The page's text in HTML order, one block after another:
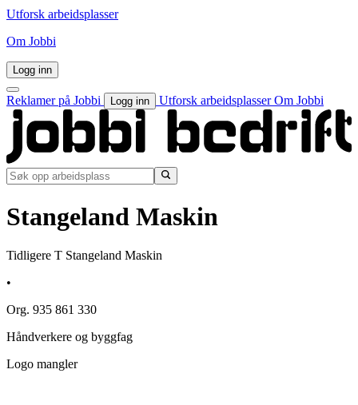
Utforsk arbeidsplasser
Om Jobbi
Logg inn
Reklamer på Jobbi Logg inn Utforsk arbeidsplasserOm Jobbi
Stangeland Maskin
Tidligere T Stangeland Maskin
•
Org. 935 861 330
Håndverkere og byggfag
Logo mangler